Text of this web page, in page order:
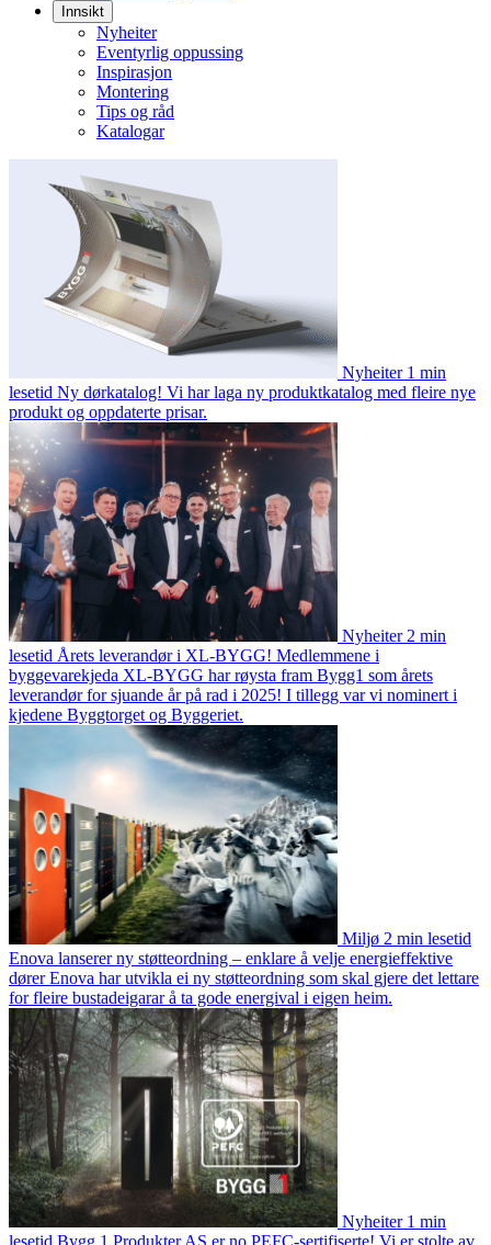
Innsikt
Nyheiter
Eventyrlig oppussing
Inspirasjon
Montering
Tips og råd
Katalogar
Nyheiter 1 min
lesetid Ny dørkatalog! Vi har laga ny produktkatalog med fleire nye
produkt og oppdaterte prisar.
Nyheiter 2 min
lesetid Årets leverandør i XL-BYGG! Medlemmene i
byggevarekjeda XL-BYGG har røysta fram Bygg1 som årets
leverandør for sjuande år på rad i 2025! I tillegg var vi nominert i
kjedene Byggtorget og Byggeriet.
Miljø 2 min lesetid
Enova lanserer ny støtteordning – enklare å velje energieffektive
dørerEnova har utvikla ei ny støtteordning som skal gjere det lettare
for fleire bustadeigarar å ta gode energival i eigen heim.
Nyheiter 1 min
lesetid Bygg 1 Produkter AS er no PEFC-sertifiserte! Vi er stolte av